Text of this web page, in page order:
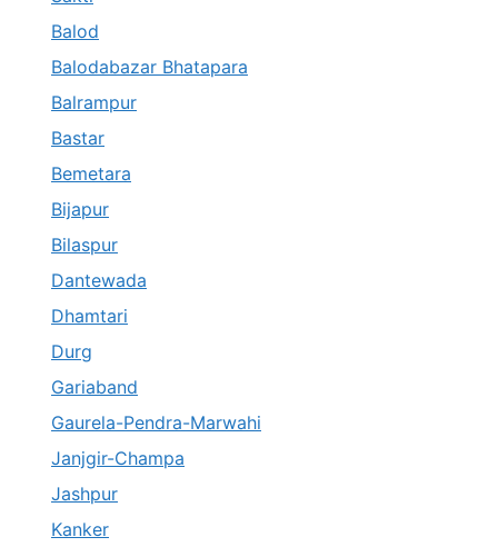
Balod
Balodabazar Bhatapara
Balrampur
Bastar
Bemetara
Bijapur
Bilaspur
Dantewada
Dhamtari
Durg
Gariaband
Gaurela-Pendra-Marwahi
Janjgir-Champa
Jashpur
Kanker